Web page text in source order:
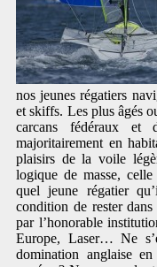
nos jeunes régatiers
et skiffs. Les plus âgés
carcans fédéraux et
majoritairement en
plaisirs de la voile
logique de masse,
quel jeune régatier
condition de rester
par l’honorable
Europe, Laser… Ne
domination anglaise